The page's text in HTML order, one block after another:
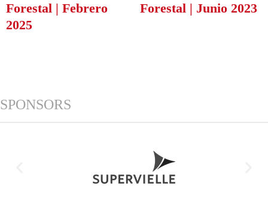
Forestal | Febrero
2025
Forestal | Junio 2023
SPONSORS